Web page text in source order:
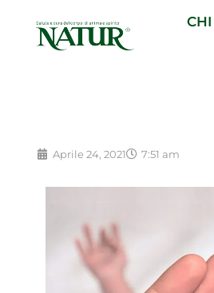
contenuto
Aprile 24, 2021 7:51 am